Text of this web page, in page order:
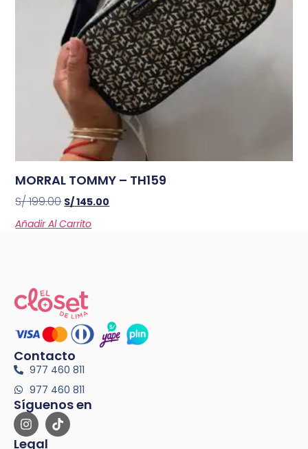
MORRAL TOMMY – TH159
S/199.00 S/145.00
Añadir Al Carrito
Legal
Contacto
977 460 811
977 460 811
Síguenos en